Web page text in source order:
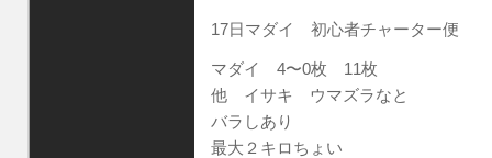
17日マダイ 初心者チャーター便
マダイ 4〜0枚 11枚
他 イサキ ウマズラなと
バラしあり
最大２キロちょい